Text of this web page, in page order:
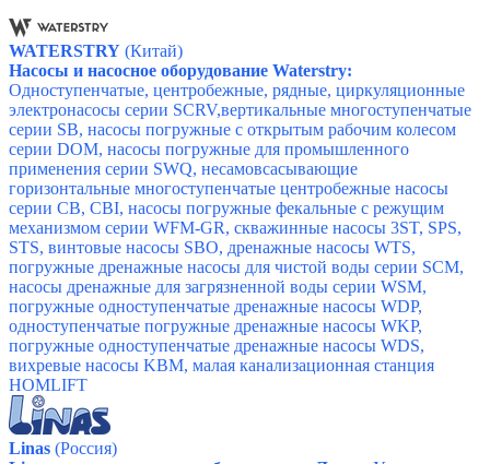
WATERSTRY (Китай)
Насосы и насосное оборудование Waterstry:
Одноступенчатые, центробежные, рядные, циркуляционные
электронасосы серии SCRV,вертикальные многоступенчатые
серии SB, насосы погружные с открытым рабочим колесом
серии DOM, насосы погружные для промышленного
применения серии SWQ, несамовсасывающие
горизонтальные многоступенчатые центробежные насосы
серии CB, CBI, насосы погружные фекальные с режущим
механизмом серии WFM-GR, скважинные насосы 3ST, SPS,
STS, винтовые насосы SBO, дренажные насосы WTS,
погружные дренажные насосы для чистой воды серии SCM,
насосы дренажные для загрязненной воды серии WSM,
погружные одноступенчатые дренажные насосы WDP,
одноступенчатые погружные дренажные насосы WKP,
погружные одноступенчатые дренажные насосы WDS,
вихревые насосы KBM, малая канализационная станция
HOMLIFT
Linas (Россия)